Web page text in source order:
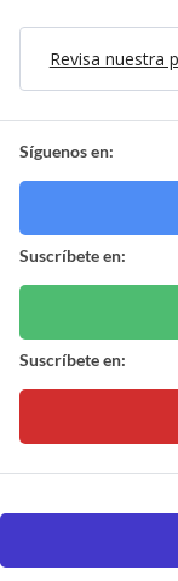
Revisa nuestra
Síguenos en:
Suscríbete en:
Suscríbete en: